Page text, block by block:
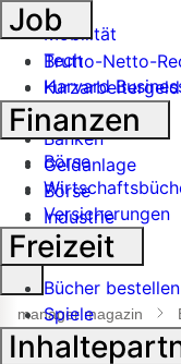
Mobilität
Tech
Harvard
Handel
Banken
Geldanlage
Börse
Industrie
Suche
öffnen
manager magazin
Job
Brutto-Netto-
Finanzen
Börse
Versicherungen
Freizeit
Bücher bestellen
Spiele